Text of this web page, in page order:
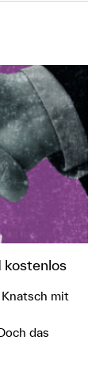
kostenlos
mit
das